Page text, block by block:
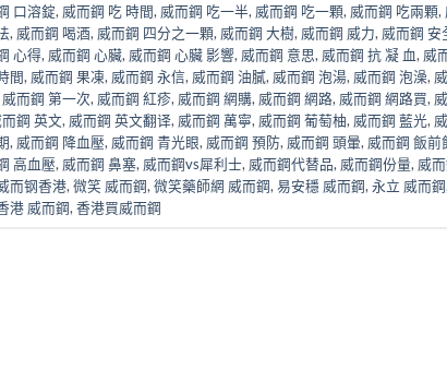
口溶錠, 威而鋼 吃 時間, 威而鋼 吃一半, 威而鋼 吃一顆, 威而鋼 吃兩顆,
, 威而鋼 喝酒, 威而鋼 四分之一顆, 威而鋼 大樹, 威而鋼 威力, 威而鋼 安
心得, 威而鋼 心臟, 威而鋼 心臟 影響, 威而鋼 意思, 威而鋼 抗 凝 血, 威
間, 威而鋼 果凍, 威而鋼 永信, 威而鋼 油膩, 威而鋼 泡湯, 威而鋼 泡澡,
威而鋼 第一次, 威而鋼 紅疹, 威而鋼 網購, 威而鋼 網路, 威而鋼 網路買,
而鋼 英文, 威而鋼 英文翻译, 威而鋼 萬寧, 威而鋼 葡萄柚, 威而鋼 藍光,
, 威而鋼 降血壓, 威而鋼 青光眼, 威而鋼 預防, 威而鋼 頭暈, 威而鋼 飯前
高血壓, 威而鋼 鼻塞, 威而鋼vs犀利士, 威而鋼代替品, 威而鋼份量, 威
而钢香港, 微笑 威而鋼, 微笑藥師網 威而鋼, 易安穩 威而鋼, 永立 威而鋼,
港 威而鋼, 香港買威而鋼